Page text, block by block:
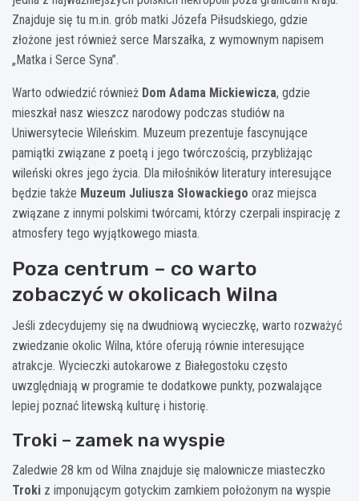
Znajduje się tu m.in. grób matki Józefa Piłsudskiego, gdzie
złożone jest również serce Marszałka, z wymownym napisem
„Matka i Serce Syna”.
Warto odwiedzić również Dom Adama Mickiewicza, gdzie
mieszkał nasz wieszcz narodowy podczas studiów na
Uniwersytecie Wileńskim. Muzeum prezentuje fascynujące
pamiątki związane z poetą i jego twórczością, przybliżając
wileński okres jego życia. Dla miłośników literatury interesujące
będzie także Muzeum Juliusza Słowackiego oraz miejsca
związane z innymi polskimi twórcami, którzy czerpali inspirację z
atmosfery tego wyjątkowego miasta.
Poza centrum – co warto
zobaczyć w okolicach Wilna
Jeśli zdecydujemy się na dwudniową wycieczkę, warto rozważyć
zwiedzanie okolic Wilna, które oferują równie interesujące
atrakcje. Wycieczki autokarowe z Białegostoku często
uwzględniają w programie te dodatkowe punkty, pozwalające
lepiej poznać litewską kulturę i historię.
Troki – zamek na wyspie
Zaledwie 28 km od Wilna znajduje się malownicze miasteczko
Troki z imponującym gotyckim zamkiem położonym na wyspie